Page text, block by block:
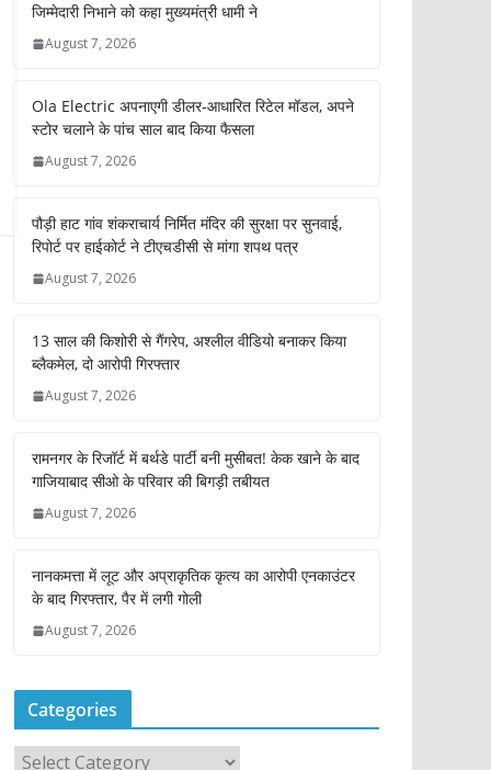
जिम्मेदारी निभाने को कहा मुख्यमंत्री धामी ने
August 7, 2026
Ola Electric अपनाएगी डीलर-आधारित रिटेल मॉडल, अपने
स्टोर चलाने के पांच साल बाद किया फैसला
August 7, 2026
पौड़ी हाट गांव शंकराचार्य निर्मित मंदिर की सुरक्षा पर सुनवाई,
रिपोर्ट पर हाईकोर्ट ने टीएचडीसी से मांगा शपथ पत्र
August 7, 2026
13 साल की किशोरी से गैंगरेप, अश्लील वीडियो बनाकर किया
ब्लैकमेल, दो आरोपी गिरफ्तार
August 7, 2026
रामनगर के रिजॉर्ट में बर्थडे पार्टी बनी मुसीबत! केक खाने के बाद
गाजियाबाद सीओ के परिवार की बिगड़ी तबीयत
August 7, 2026
नानकमत्ता में लूट और अप्राकृतिक कृत्य का आरोपी एनकाउंटर
के बाद गिरफ्तार, पैर में लगी गोली
August 7, 2026
Categories